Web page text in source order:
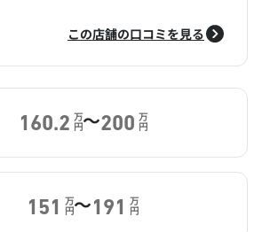
この店舗の口コミを見る
160.2 万
円～200 万
円
151 万
円～191 万
円